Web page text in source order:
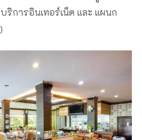
ริการอินเทอร์เน็ต และ แผนก